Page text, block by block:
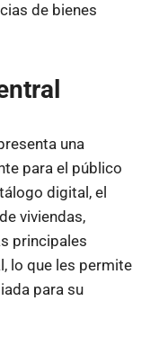
de bienes
una
para el público
digital, el
viviendas,
principales
lo que les permite
para su